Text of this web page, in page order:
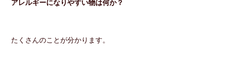
アレルギーになりやすい物は何か？
たくさんのことが分かります。